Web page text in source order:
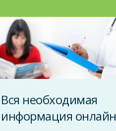
Вся необходимая
информация онлайн